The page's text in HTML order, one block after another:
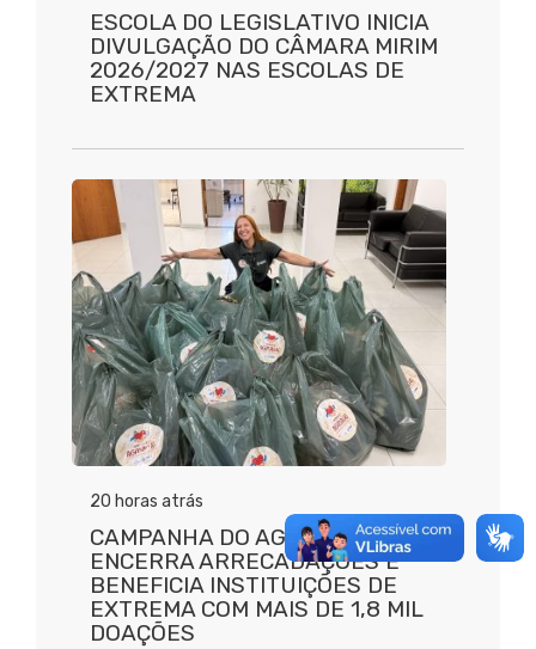
ESCOLA DO LEGISLATIVO INICIA
DIVULGAÇÃO DO CÂMARA MIRIM
2026/2027 NAS ESCOLAS DE
EXTREMA
20 horas atrás
CAMPANHA DO AGASALHO 2026
ENCERRA ARRECADAÇÕES E
BENEFICIA INSTITUIÇÕES DE
EXTREMA COM MAIS DE 1,8 MIL
DOAÇÕES